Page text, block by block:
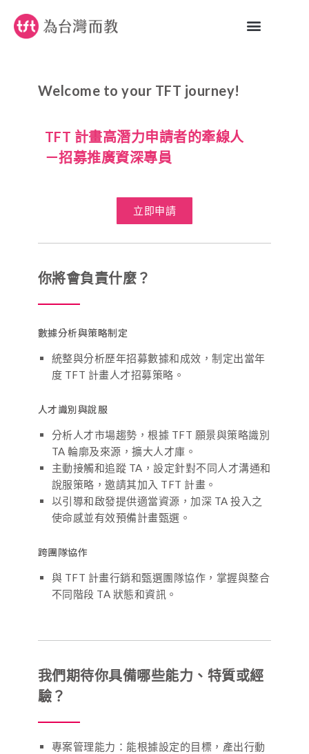
Welcome to your TFT journey!
TFT 計畫高潛力申請者的牽線人
－招募推廣資深專員
立即申請
你將會負責什麼？
數據分析與策略制定
統整與分析歷年招募數據和成效，制定出當年
度 TFT 計畫人才招募策略。
人才識別與說服
分析人才市場趨勢，根據 TFT 願景與策略識別
TA 輪廓及來源，擴大人才庫。
主動接觸和追蹤 TA，設定針對不同人才溝通和
說服策略，邀請其加入 TFT 計畫。
以引導和啟發提供適當資源，加深 TA 投入之
使命感並有效預備計畫甄選。
跨團隊協作
與 TFT 計畫行銷和甄選團隊協作，掌握與整合
不同階段 TA 狀態和資訊。
我們期待你具備哪些能力、特質或經
驗？
專案管理能力：能根據設定的目標，產出行動